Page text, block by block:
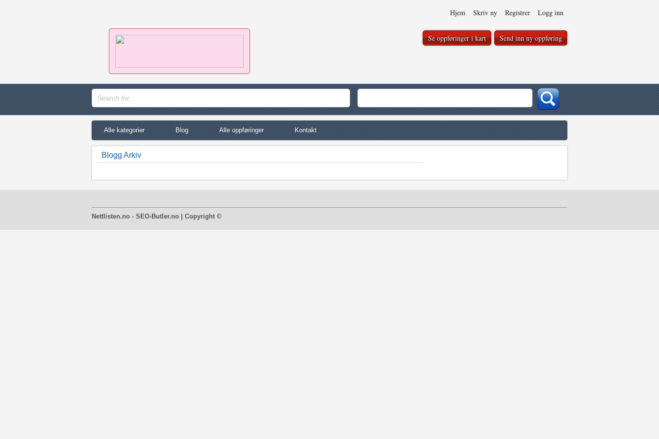
Hjem Skriv ny Registrer Logg inn
Se oppføringer i kart Send inn ny oppføring
Alle kategorier Blog Alle oppføringer Kontakt
Blogg Arkiv
Nettlisten.no - SEO-Butler.no | Copyright ©